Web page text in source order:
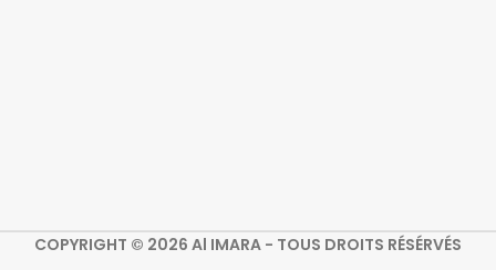
COPYRIGHT © 2026 Al IMARA - TOUS DROITS RÉSÉRVÉS